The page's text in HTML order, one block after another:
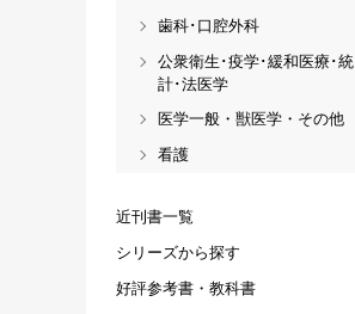
歯科･口腔外科
公衆衛生･疫学･緩和医療･統
計･法医学
医学一般・獣医学・その他
看護
近刊書一覧
シリーズから探す
好評参考書・教科書